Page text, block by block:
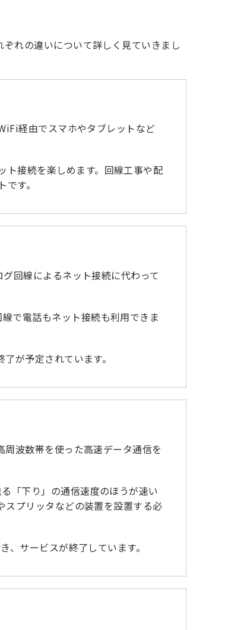
れの違いについて詳しく見ていきまし
経由でスマホやタブレットなど
ト接続を楽しめます。回線工事や配
す。
回線によるネット接続に代わって
で電話もネット接続も利用できま
が予定されています。
波数帯を使った高速データ通信を
「下り」の通信速度のほうが速い
スプリッタなどの装置を設置する必
サービスが終了しています。